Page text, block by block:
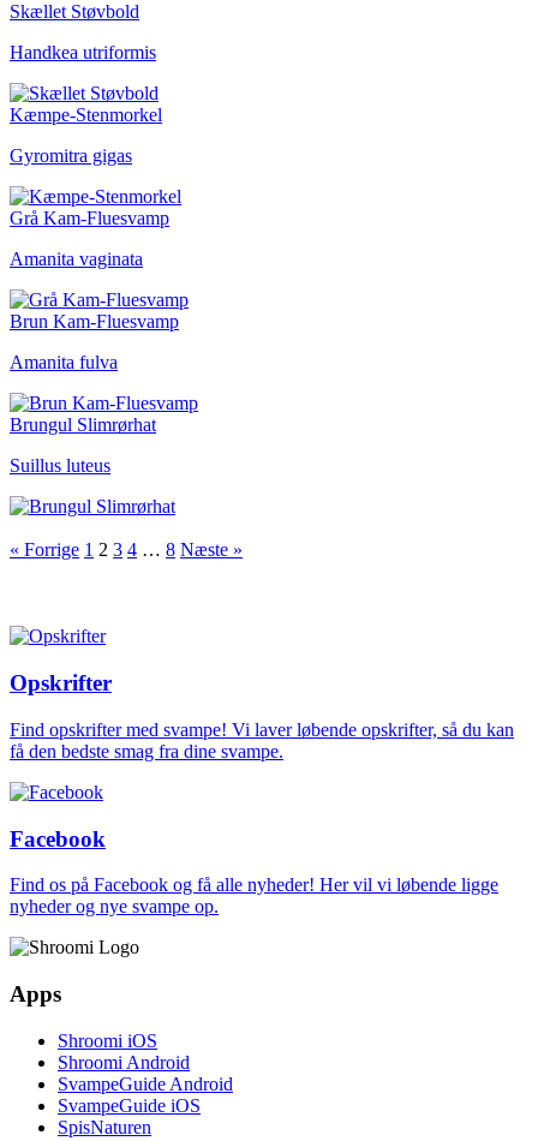
Skællet Støvbold
Handkea utriformis
Kæmpe-Stenmorkel
Gyromitra gigas
Grå Kam-Fluesvamp
Amanita vaginata
Brun Kam-Fluesvamp
Amanita fulva
Brungul Slimrørhat
Suillus luteus
« Forrige 1 2 3 4 … 8 Næste »
Opskrifter
Find opskrifter med svampe! Vi laver løbende opskrifter, så du kan
få den bedste smag fra dine svampe.
Facebook
Find os på Facebook og få alle nyheder! Her vil vi løbende ligge
nyheder og nye svampe op.
Apps
Shroomi iOS
Shroomi Android
SvampeGuide Android
SvampeGuide iOS
SpisNaturen